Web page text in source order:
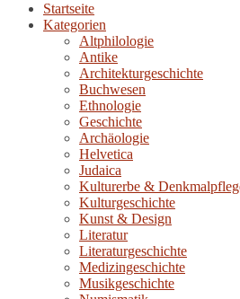
Startseite
Kategorien
Altphilologie
Antike
Architekturgeschichte
Buchwesen
Ethnologie
Geschichte
Archäologie
Helvetica
Judaica
Kulturerbe &
Kulturgeschichte
Kunst & Design
Literatur
Literaturgeschichte
Medizingeschichte
Musikgeschichte